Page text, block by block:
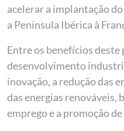
acelerar a implantação
a Península Ibérica à
Entre os benefícios
desenvolvimento
inovação, a redução das
das energias renováveis,
emprego e a promoção